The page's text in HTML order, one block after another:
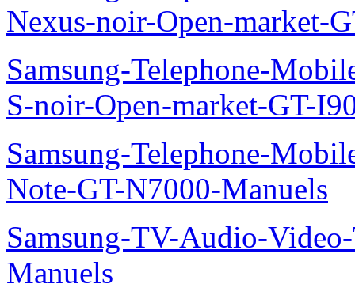
Nexus-noir-Open-market-
Samsung-Telephone-
S-noir-Open-market-GT-
Samsung-Telephone-
Note-GT-N7000-Manuels
Samsung-TV-Audio-
Manuels